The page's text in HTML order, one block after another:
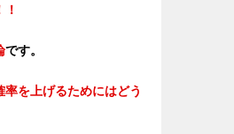
です。
率を上げるためにはどう